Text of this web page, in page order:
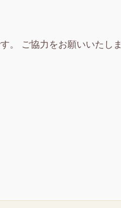
。 ご協力をお願いいたしま